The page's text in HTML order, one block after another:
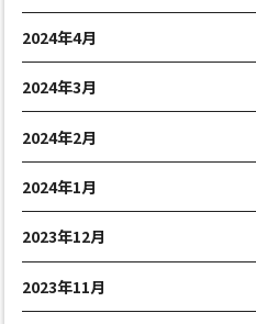
2024年4月
2024年3月
2024年2月
2024年1月
2023年12月
2023年11月